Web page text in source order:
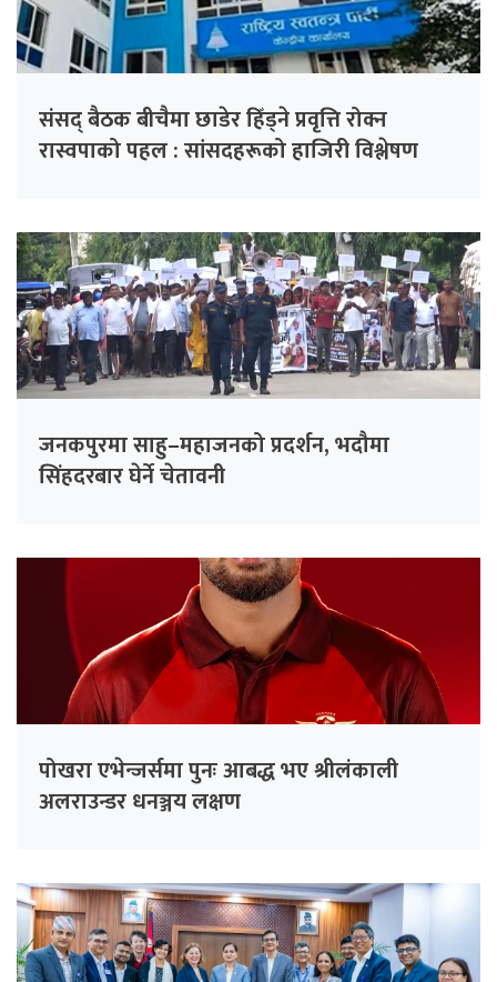
संसद् बैठक बीचैमा छाडेर हिँड्ने प्रवृत्ति रोक्न
रास्वपाको पहल : सांसदहरूको हाजिरी विश्लेषण
जनकपुरमा साहु–महाजनको प्रदर्शन, भदौमा
सिंहदरबार घेर्ने चेतावनी
पोखरा एभेन्जर्समा पुनः आबद्ध भए श्रीलंकाली
अलराउन्डर धनञ्जय लक्षण